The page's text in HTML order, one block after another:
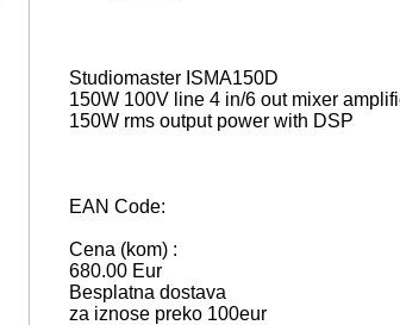
Studiomaster ISMA150D
150W 100V line 4 in/6 out mixer
150W rms output power with DSP
EAN Code:
Cena (kom) :
680.00 Eur
Besplatna dostava
za iznose preko 100eur